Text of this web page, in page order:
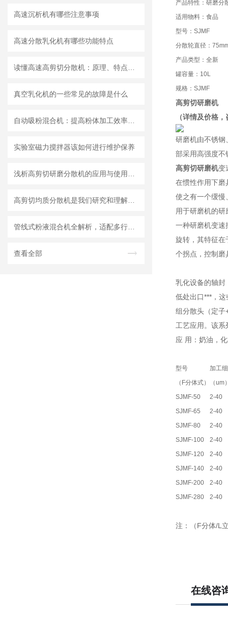
高速沉析机有哪些注意事项
高速分散乳化机有哪些功能特点
真空乳化机的一些常见的故障是什么
实验室磁力搅拌器该如何进行维护保养
查看全部
产品特性：研磨分
适用物料：食品
型号：SJMF
分散轮直径：
产品类型：全新
罐容量：10L
规格：SJMF
高剪切研磨机
（详情及价格
研磨机由不锈钢
部采用高强度不
高剪切研磨机变
在惯性作用下磨
使之有一个缓慢
用于研磨机的
一种研磨机变速
旋转，其特征在
个拐点，控制磨
乳化设备的轴封
低处出口***，
组分散头（定子
工艺应用。该
应 用：奶油，
型号
（F分体式）
加工
（um
SJMF-50
2-40
SJMF-65
2-40
SJMF-80
2-40
SJMF-100
2-40
SJMF-120
2-40
SJMF-140
2-40
SJMF-200
2-40
SJMF-280
2-40
注：（F分体/L
在线咨